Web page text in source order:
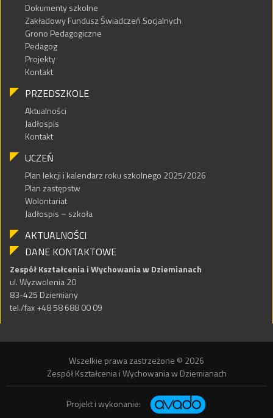
Dokumenty szkolne
Zakładowy Fundusz Świadczeń Socjalnych
Grono Pedagogiczne
Pedagog
Projekty
Kontakt
PRZEDSZKOLE
Aktualności
Jadłospis
Kontakt
UCZEŃ
Plan lekcji i kalendarz roku szkolnego 2025/2026
Plan zastępstw
Wolontariat
Jadłospis – szkoła
AKTUALNOŚCI
DANE KONTAKTOWE
Zespół Kształcenia i Wychowania w Dziemianach
ul. Wyzwolenia 20
83-425 Dziemiany
tel./fax +48 58 688 00 09
Wszelkie prawa zastrzeżone © 2026
Zespół Kształcenia i Wychowania w Dziemianach
Projekt i wykonanie: